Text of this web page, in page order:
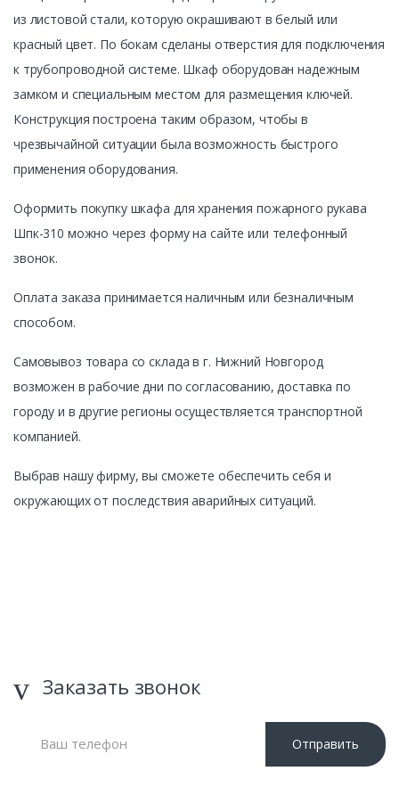
из листовой стали, которую окрашивают в белый или
красный цвет. По бокам сделаны отверстия для подключения
к трубопроводной системе. Шкаф оборудован надежным
замком и специальным местом для размещения ключей.
Конструкция построена таким образом, чтобы в
чрезвычайной ситуации была возможность быстрого
применения оборудования.
Оформить покупку шкафа для хранения пожарного рукава
Шпк-310 можно через форму на сайте или телефонный
звонок.
Оплата заказа принимается наличным или безналичным
способом.
Самовывоз товара со склада в г. Нижний Новгород
возможен в рабочие дни по согласованию, доставка по
городу и в другие регионы осуществляется транспортной
компанией.
Выбрав нашу фирму, вы сможете обеспечить себя и
окружающих от последствия аварийных ситуаций.
Заказать звонок
Отправить